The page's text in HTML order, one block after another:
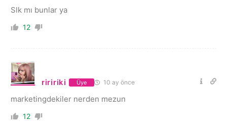
Slk mı bunlar ya
12
riririki Üye 10 ay önce
marketingdekiler nerden mezun
12